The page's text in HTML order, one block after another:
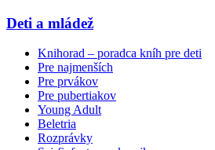
Deti a mládež
Knihorad – poradca kníh pre deti
Pre najmenších
Pre prvákov
Pre pubertiakov
Young Adult
Beletria
Rozprávky